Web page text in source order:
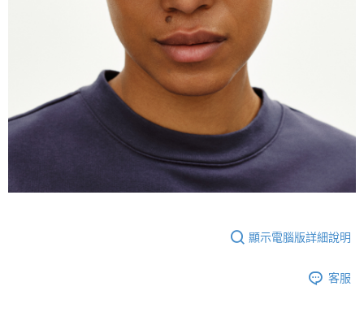
顯示電腦版詳細說明
客服